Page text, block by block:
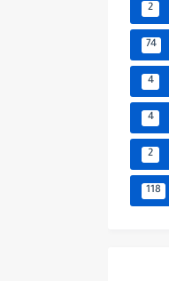
2
74
4
4
2
118